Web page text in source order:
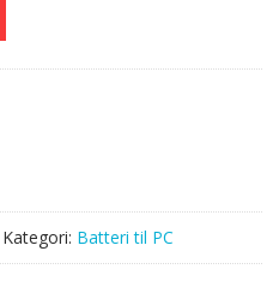
Kategori: Batteri til PC